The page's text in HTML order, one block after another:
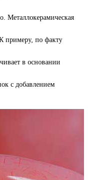
Металлокерамическая
примеру, по факту
в основании
с добавлением